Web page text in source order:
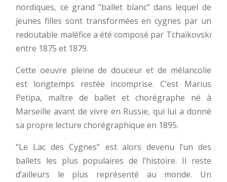
nordiques, ce grand “ballet blanc” dans lequel de
jeunes filles sont transformées en cygnes par un
redoutable maléfice a été composé par Tchaïkovski
entre 1875 et 1879.
Cette oeuvre pleine de douceur et de mélancolie
est longtemps restée incomprise. C’est Marius
Petipa, maître de ballet et chorégraphe né à
Marseille avant de vivre en Russie, qui lui a donné
sa propre lecture chorégraphique en 1895.
“Le Lac des Cygnes” est alors devenu l’un des
ballets les plus populaires de l’histoire. Il reste
d’ailleurs le plus représenté au monde. Un